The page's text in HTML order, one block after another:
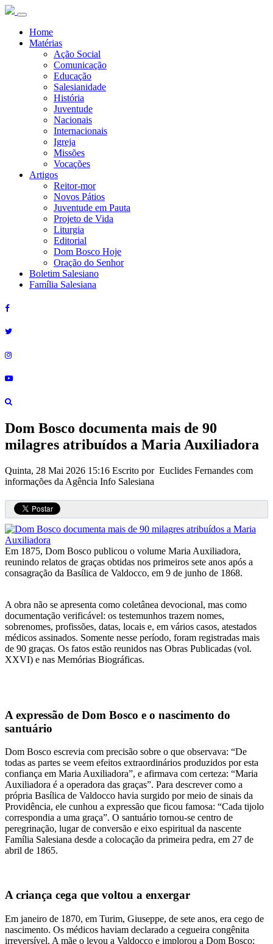
Home
Matérias
Ação Social
Comunicação
Educação
Salesianidade
História
Juventude
Nacionais
Internacionais
Igreja
Missões
Vocações
Artigos
Reitor-mor
Novos Pátios
Juventude em Pauta
Projeto de Vida
Liturgia
Editorial
Dom Bosco Hoje
Oração do Senhor
Boletim Salesiano
Família Salesiana
Dom Bosco documenta mais de 90
milagres atribuídos a Maria Auxiliadora
Quinta, 28 Mai 2026 15:16 Escrito por Euclides Fernandes com
informações da Agência Info Salesiana
Em 1875, Dom Bosco publicou o volume Maria Auxiliadora,
reunindo relatos de graças obtidas nos primeiros sete anos após a
consagração da Basílica de Valdocco, em 9 de junho de 1868.
A obra não se apresenta como coletânea devocional, mas como
documentação verificável: os testemunhos trazem nomes,
sobrenomes, profissões, datas, locais e, em vários casos, atestados
médicos assinados. Somente nesse período, foram registradas mais
de 90 graças. Os fatos estão reunidos nas Obras Publicadas (vol.
XXVI) e nas Memórias Biográficas.
A expressão de Dom Bosco e o nascimento do
santuário
Dom Bosco escrevia com precisão sobre o que observava: “De
todas as partes se veem efeitos extraordinários produzidos por esta
confiança em Maria Auxiliadora”, e afirmava com certeza: “Maria
Auxiliadora é a operadora das graças”. Para descrever como a
própria Basílica de Valdocco havia surgido por meio de sinais da
Providência, ele cunhou a expressão que ficou famosa: “Cada tijolo
correspondia a uma graça”. O santuário tornou-se centro de
peregrinação, lugar de conversão e eixo espiritual da nascente
Família Salesiana desde a colocação da primeira pedra, em 27 de
abril de 1865.
A criança cega que voltou a enxergar
Em janeiro de 1870, em Turim, Giuseppe, de sete anos, era cego de
nascimento. Os médicos haviam declarado a cegueira congênita
irreversível. A mãe o levou a Valdocco e implorou a Dom Bosco;